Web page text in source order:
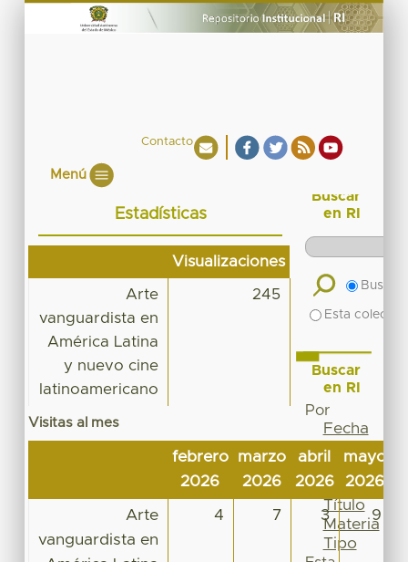
Contacto
Menú
Estadísticas
Visualizaciones
Arte
vanguardista en
América Latina
y nuevo cine
latinoamericano
245
Visitas al mes
febrero
2026
marzo
2026
abril
2026
mayo
2026
Arte
vanguardista en
4 7 3 9
Buscar
en RI
Buscar
Esta
Buscar
en RI
Por
Fecha
de
publicación
Autor
Título
Materia
Tipo